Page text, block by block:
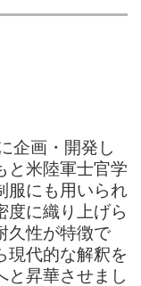
企画・開発し
と米陸軍士官学
服にも用いられ
度に織り上げら
久性が特徴で
現代的な解釈を
と昇華させまし